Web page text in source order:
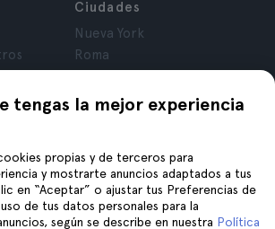
tengas la mejor experiencia
propias y de terceros para
y mostrarte anuncios adaptados a tus
en “Aceptar” o ajustar tus Preferencias de
de tus datos personales para la
según se describe en nuestra Política
Ciudades
Nueva York
Roma
Londres
Granada
Tenerife